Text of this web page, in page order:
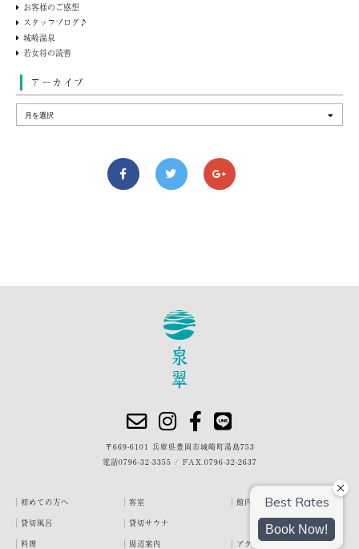
お客様のご感想
スタッフブログ♪
城崎温泉
若女将の読書
アーカイブ
〒669-6101 兵庫県豊岡市城崎町湯島753
電話0796-32-3355 / FAX.0796-32-2637
初めての方へ 客室
館内・施設
貸切風呂
貸切サウナ
料理
周辺案内 アクセス